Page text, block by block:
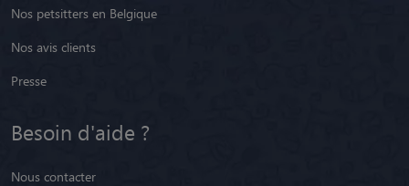
Nos petsitters en Belgique
Nos avis clients
Presse
Besoin d'aide ?
Nous contacter